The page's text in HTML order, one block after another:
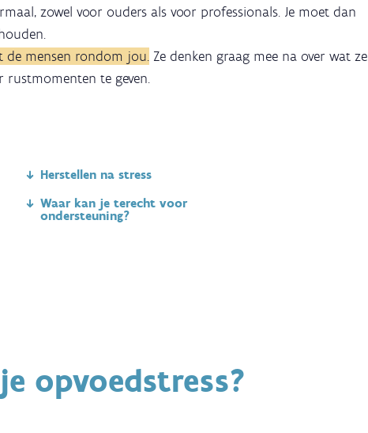
zowel voor ouders als voor professionals. Je moet dan
de mensen rondom jou. Ze denken graag mee na over wat ze
te geven.
Herstellen na stress
Waar kan je terecht voor
ondersteuning?
opvoedstress?